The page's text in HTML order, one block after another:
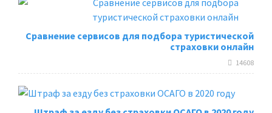
Сравнение сервисов для подбора туристической
страховки онлайн
14608